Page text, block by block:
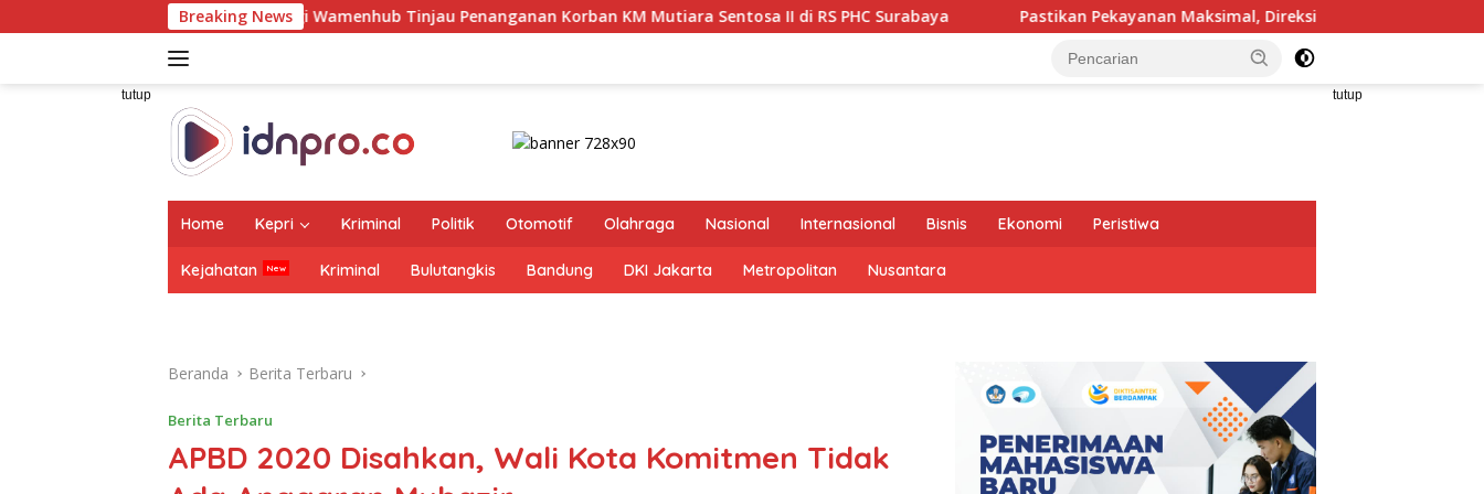
ke
Breaking News
Dampingi Wamenhub Tinjau Penanganan Korban KM Mutiara Sentosa II di RS PHC Surabaya Pastikan Pekayanan Maksimal, Direksi Jasa Raharja Tinjau Korban Kebakaran
tutup tutup
Home Kepri Kriminal Politik Otomotif Olahraga Nasional Internasional Bisnis Ekonomi Peristiwa
Kejahatan Kriminal Bulutangkis Bandung DKI Jakarta Metropolitan Nusantara
Beranda Berita Terbaru
Berita Terbaru
APBD 2020 Disahkan, Wali Kota Komitmen Tidak